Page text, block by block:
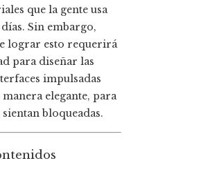
que la gente usa
Sin embargo,
lograr esto requerirá
para diseñar las
impulsadas
elegante, para
sientan bloqueadas.